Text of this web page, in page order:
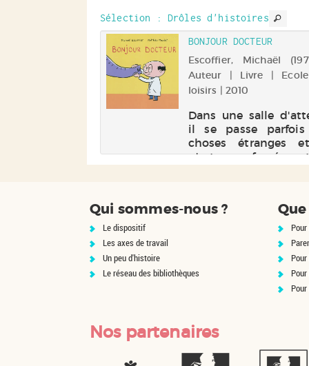
dans la neige ?
maillot de bain? Et
descendre
cheminée cette
Une sorcière ? Le lo...
Sélection : Drôles d'histoires
BONJOUR DOCTEUR
Escoffier, Michaël
Auteur | Livre |
loisirs | 2010
Dans une salle
il se passe parfois
choses étranges
n'est pas
Qui sommes-nous ?
Le dispositif
Les axes de travail
Un peu d'histoire
Le réseau des bibliothèques
Nos partenaires